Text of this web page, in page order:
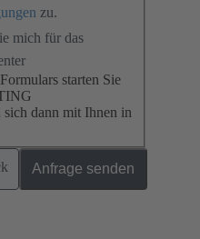
zu.
mich für das
starten Sie
dann mit Ihnen in
Anfrage senden